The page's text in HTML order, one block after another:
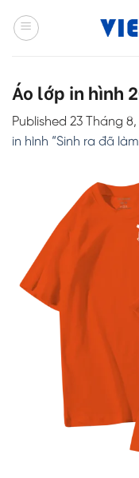
Áo lớp in hình
Published 23 Tháng 8,
in hình “Sinh ra đã